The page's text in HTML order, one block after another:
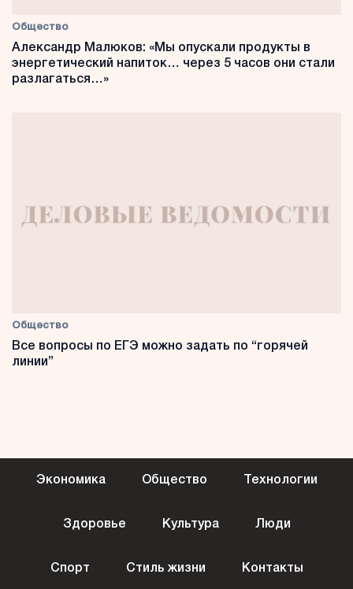
Общество
Александр Малюков: «Мы опускали продукты в
энергетический напиток… через 5 часов они стали
разлагаться…»
Общество
Все вопросы по ЕГЭ можно задать по “горячей
линии”
Экономика Общество Технологии
Здоровье Культура Люди
Спорт Стиль жизни Контакты